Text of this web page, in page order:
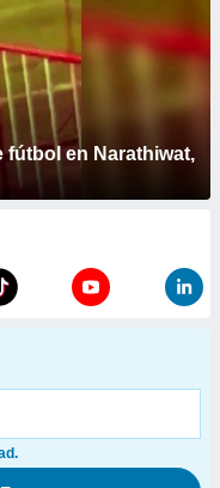
fútbol en Narathiwat,